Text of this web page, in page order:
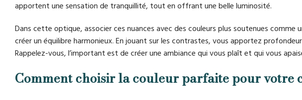
apportent une sensation de tranquillité, tout en offrant une belle luminosité.
Dans cette optique, associer ces nuances avec des couleurs plus soutenues
créer un équilibre harmonieux. En jouant sur les contrastes, vous apportez
Rappelez-vous, l’important est de créer une ambiance qui vous plaît et qui vous
Comment choisir la couleur parfaite pour votre